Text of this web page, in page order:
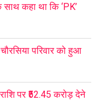
साथ कहा था कि ‘PK’
परिवार को हुआ
पर ₹52.45 करोड़ देने